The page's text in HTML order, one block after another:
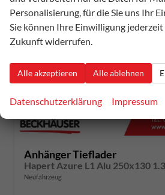
Anhänger Tieflader
Neufahrzeug
Personalisierung, für die Sie uns Ihr
Sie können Ihre Einwilligung
Zukunft widerrufen.
Alle akzeptieren Alle ablehnen
Datenschutzerklärung Impressum